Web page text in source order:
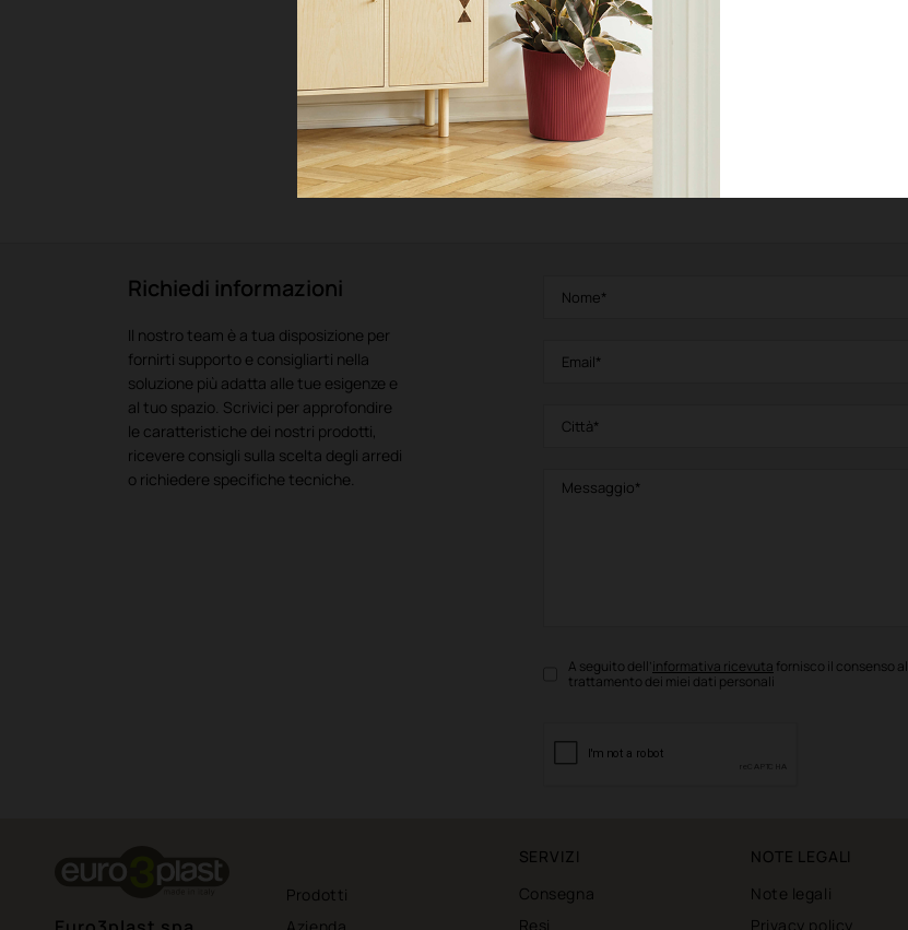
Richiedi informazioni
Il nostro team è a tua disposizione per
fornirti supporto e consigliarti nella
soluzione più adatta alle tue esigenze e
al tuo spazio. Scrivici per approfondire
le caratteristiche dei nostri prodotti,
ricevere consigli sulla scelta degli arredi
o richiedere specifiche tecniche.
A seguito dell’informativa ricevuta fornisco il consenso al
trattamento dei miei dati personali
Prodotti
SERVIZI
Consegna
Resi
NOTE LEGALI
Note legali
Privacy policy